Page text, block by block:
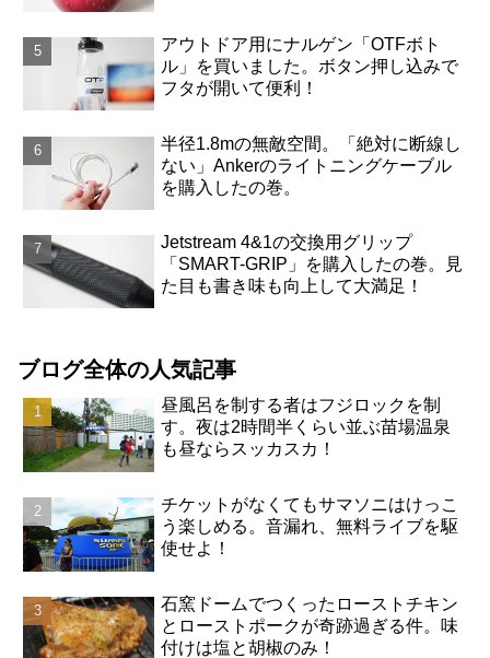
アウトドア用にナルゲン「OTFボト
ル」を買いました。ボタン押し込みで
フタが開いて便利！
半径1.8mの無敵空間。「絶対に断線し
ない」Ankerのライトニングケーブル
を購入したの巻。
Jetstream 4&1の交換用グリップ
「SMART-GRIP」を購入したの巻。見
た目も書き味も向上して大満足！
ブログ全体の人気記事
昼風呂を制する者はフジロックを制
す。夜は2時間半くらい並ぶ苗場温泉
も昼ならスッカスカ！
チケットがなくてもサマソニはけっこ
う楽しめる。音漏れ、無料ライブを駆
使せよ！
石窯ドームでつくったローストチキン
とローストポークが奇跡過ぎる件。味
付けは塩と胡椒のみ！